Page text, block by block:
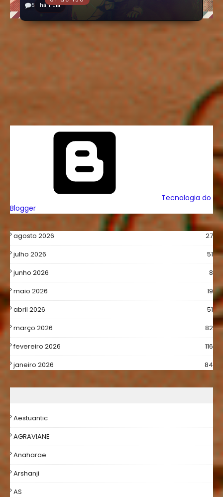
5 há 1 dia
Tecnologia do
Blogger
agosto 2026
27
julho 2026
51
junho 2026
8
maio 2026
19
abril 2026
51
março 2026
82
fevereiro 2026
116
janeiro 2026
84
Aestuantic
AGRAVIANE
Anaharae
Arshanji
AS